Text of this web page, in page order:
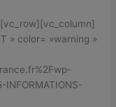
» color= »warning »
INFORMATIONS-